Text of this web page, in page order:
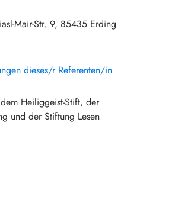
Mair-Str. 9 85435 Erding
dieses/r Referenten/in
Heiliggeist-Stift, der
und der Stiftung Lesen